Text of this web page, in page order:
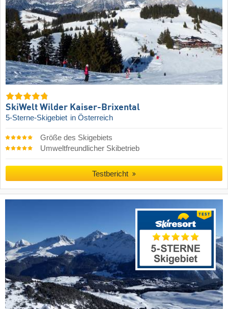
SkiWelt Wilder Kaiser-Brixental
5-Sterne-Skigebiet in Österreich
Größe des Skigebiets
Umweltfreundlicher Skibetrieb
Testbericht